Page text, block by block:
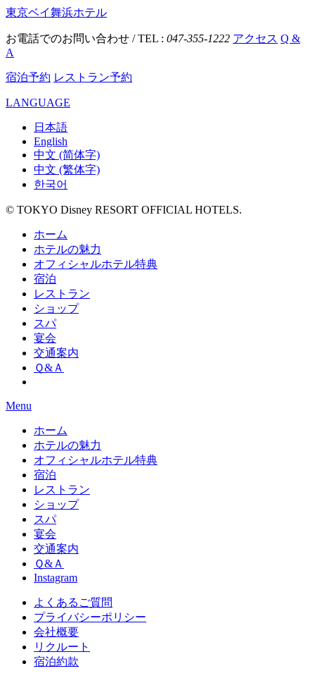
東京ベイ舞浜ホテル
お電話でのお問い合わせ / TEL : 047-355-1222 アクセス Q &
A
宿泊予約 レストラン予約
LANGUAGE
日本語
English
中文 (简体字)
中文 (繁体字)
한국어
© TOKYO Disney RESORT OFFICIAL HOTELS.
ホーム
ホテルの魅力
オフィシャルホテル特典
宿泊
レストラン
ショップ
スパ
宴会
交通案内
Ｑ&Ａ
Menu
ホーム
ホテルの魅力
オフィシャルホテル特典
宿泊
レストラン
ショップ
スパ
宴会
交通案内
Ｑ&Ａ
Instagram
よくあるご質問
プライバシーポリシー
会社概要
リクルート
宿泊約款